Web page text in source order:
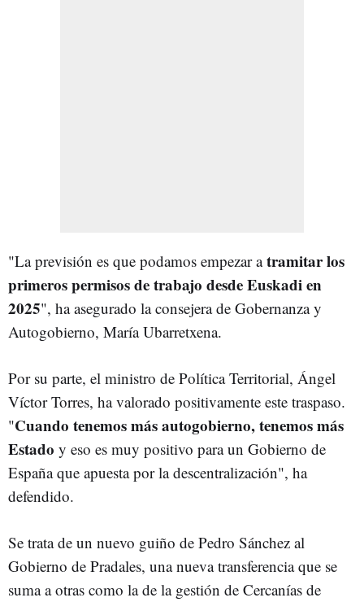
"La previsión es que podamos empezar atramitar los
primeros permisos de trabajo desde Euskadi en
2025", ha asegurado la consejera de Gobernanza y
Autogobierno, María Ubarretxena.
Por su parte, el ministro de Política Territorial, Ángel
Víctor Torres, ha valorado positivamente este traspaso.
"Cuando tenemos más autogobierno, tenemos más
Estado y eso es muy positivo para un Gobierno de
España que apuesta por la descentralización", ha
defendido.
Se trata de un nuevo guiño de Pedro Sánchez al
Gobierno de Pradales, una nueva transferencia que se
suma a otras como la de la gestión de Cercanías de